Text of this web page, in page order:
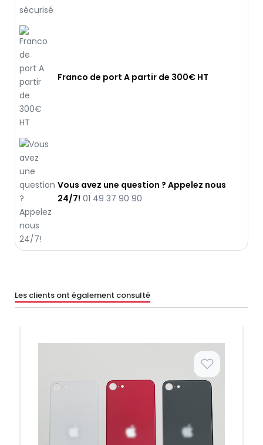
Franco de port A partir de 300€ HT
Vous avez une question ? Appelez nous
24/7! 01 49 37 90 90
Les clients ont également consulté